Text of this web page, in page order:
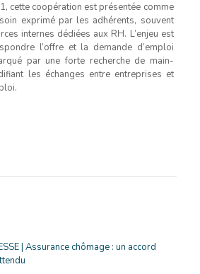
cette coopération est présentée comme
exprimé par les adhérents, souvent
internes dédiées aux RH. L’enjeu est
l’offre et la demande d’emploi
par une forte recherche de main-
les échanges entre entreprises et
| Assurance chômage : un accord